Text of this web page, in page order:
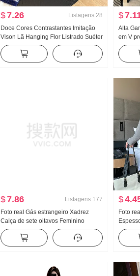
$7.26 Listagens 28
Doce Cores Contrastantes Imitação
Vison Lã Hanging Flor Listrado Suéter
Efeito emagrecedor Gola V Gola Polo
Renda Malha Cardigã
$
Alta
em V
Saia
Gala
$7.86 Listagens 177
Foto real Gás estrangeiro Xadrez
Calça de sete oitavos Feminino
Outono e inverno Novo Fu Antigo
Dinheiro Vento Abaixo do joelho
Calça tipo bota Efeito emagrecedor
$
Foto